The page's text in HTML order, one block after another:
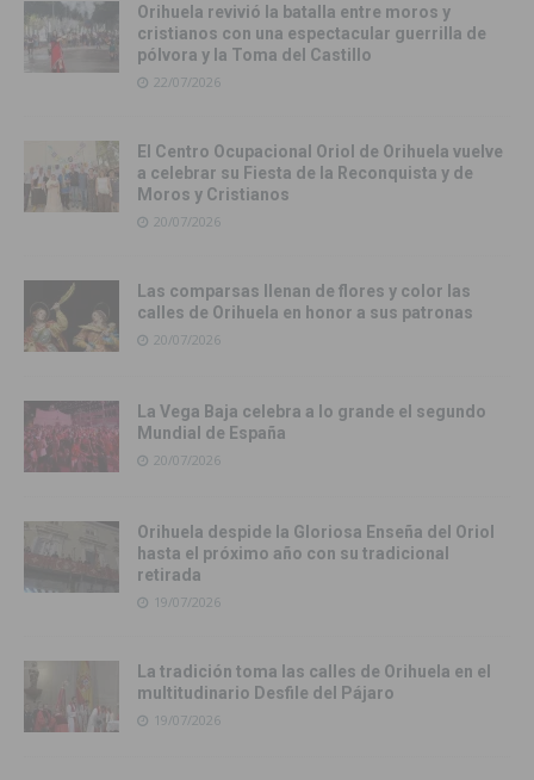
Orihuela revivió la batalla entre moros y
cristianos con una espectacular guerrilla de
pólvora y la Toma del Castillo
22/07/2026
El Centro Ocupacional Oriol de Orihuela vuelve
a celebrar su Fiesta de la Reconquista y de
Moros y Cristianos
20/07/2026
Las comparsas llenan de flores y color las
calles de Orihuela en honor a sus patronas
20/07/2026
La Vega Baja celebra a lo grande el segundo
Mundial de España
20/07/2026
Orihuela despide la Gloriosa Enseña del Oriol
hasta el próximo año con su tradicional
retirada
19/07/2026
La tradición toma las calles de Orihuela en el
multitudinario Desfile del Pájaro
19/07/2026